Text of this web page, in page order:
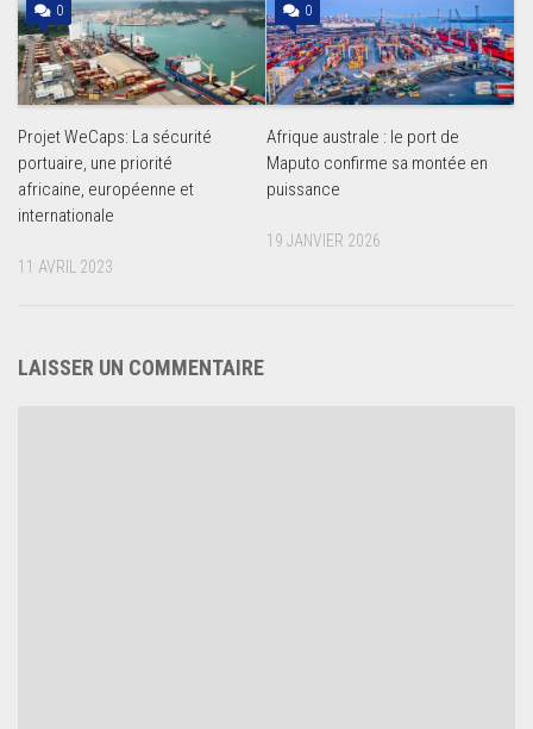
0
Projet WeCaps: La sécurité
portuaire, une priorité
africaine, européenne et
internationale
11 AVRIL 2023
0
Afrique australe : le port de
Maputo confirme sa montée en
puissance
19 JANVIER 2026
LAISSER UN COMMENTAIRE